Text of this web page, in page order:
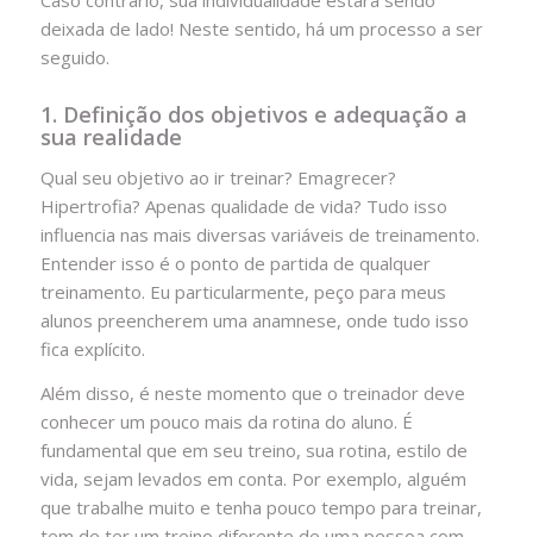
deixada de lado! Neste sentido, há um processo a ser
seguido.
1. Definição dos objetivos e adequação a
sua realidade
Qual seu objetivo ao ir treinar? Emagrecer?
Hipertrofia? Apenas qualidade de vida? Tudo isso
influencia nas mais diversas variáveis de treinamento.
Entender isso é o ponto de partida de qualquer
treinamento. Eu particularmente, peço para meus
alunos preencherem uma anamnese, onde tudo isso
fica explícito.
Além disso, é neste momento que o treinador deve
conhecer um pouco mais da rotina do aluno. É
fundamental que em seu treino, sua rotina, estilo de
vida, sejam levados em conta. Por exemplo, alguém
que trabalhe muito e tenha pouco tempo para treinar,